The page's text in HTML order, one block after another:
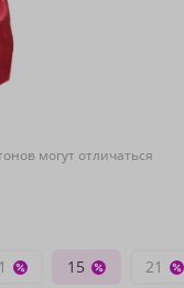
могут отличаться
15 21